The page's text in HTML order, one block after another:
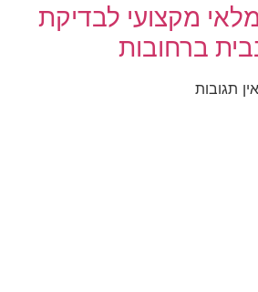
מקצועי לבדיקת
ברחובות
אין תגובות